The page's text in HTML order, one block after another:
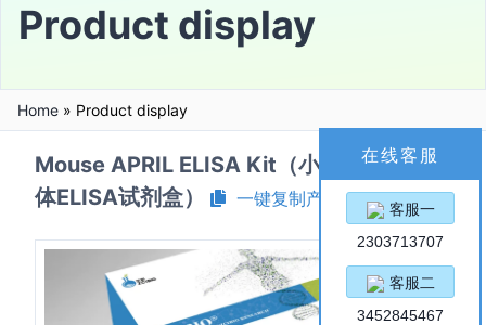
Product display
Home » Product display
Mouse APRIL ELISA Kit（小鼠增殖诱导配
体ELISA试剂盒）
一键复制产品信息
在线客服
客服一
2303713707
客服二
3452845467